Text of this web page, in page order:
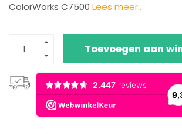
ColorWorks C7500 Lees meer..
Toevoegen aan